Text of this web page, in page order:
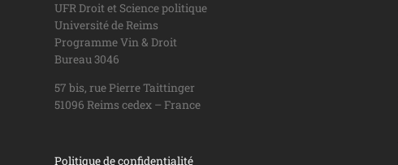
UFR Droit et Science politique
Université de Reims
Programme Vin & Droit
Bureau 3046
57 bis, rue Pierre Taittinger
51096 Reims cedex – France
Politique de confidentialité